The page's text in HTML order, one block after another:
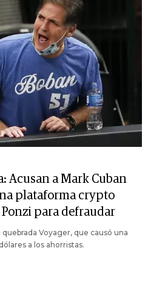
Acusan a Mark Cuban
plataforma crypto
para defraudar
Voyager, que causó una
a los ahorristas.